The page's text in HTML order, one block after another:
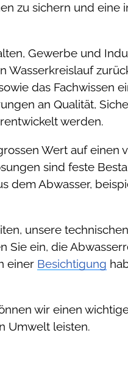
zu sichern und eine
Gewerbe und
Wasserkreislauf
das Fachwissen
an Qualität,
werden.
Wert auf einen
sind feste
dem Abwasser,
unsere
Sie ein, die
einer Besichtigung
wir einen
Umwelt leisten.